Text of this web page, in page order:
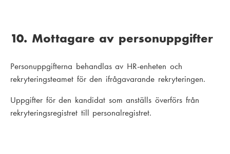
10. Mottagare av personuppgifter
Personuppgifterna behandlas av HR-enheten och
rekryteringsteamet för den ifrågavarande rekryteringen.
Uppgifter för den kandidat som anställs överförs från
rekryteringsregistret till personalregistret.